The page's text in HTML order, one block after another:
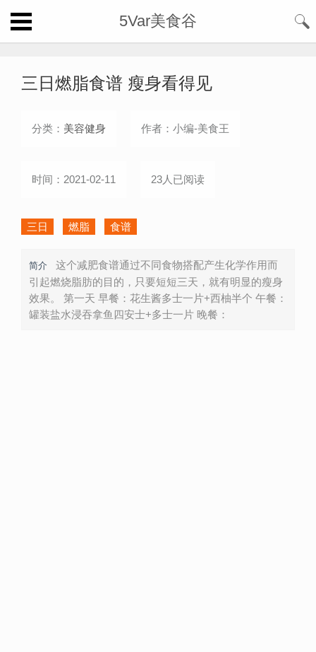
5Var美食谷
三日燃脂食谱 瘦身看得见
分类： 美容健身 作者：小编-美食王
时间：2021-02-11 23人已阅读
三日 燃脂 食谱
简介
这个减肥食谱通过不同食物搭配产生化学作用而
引起燃烧脂肪的目的，只要短短三天，就有明显的瘦身
效果。 第一天 早餐：花生酱多士一片+西柚半个 午餐：
罐装盐水浸吞拿鱼四安士+多士一片 晚餐：